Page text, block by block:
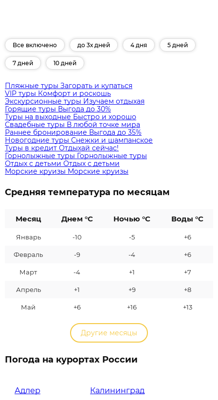
Все включено до 3х дней 4 дня 5 дней
7 дней 10 дней
Пляжные туры Загорать и купаться
VIP туры Комфорт и роскошь
Экскурсионные туры Изучаем отдыхая
Горящие туры Выгода до 30%
Туры на выходные Быстро и хорошо
Свадебные туры В любой точке мира
Раннее бронирование Выгода до 35%
Новогодние туры Снежки и шампанское
Туры в кредит Отдыхай сейчас!
Горнолыжные туры Горнолыжные туры
Отдых с детьми Отдых с детьми
Морские круизы Морские круизы
Средняя температура по месяцам
Месяц Днем °C Ночью °C Воды °C
Январь -10 -5 +6
Февраль -9 -4 +6
Март -4 +1 +7
Апрель +1 +9 +8
Май +6 +16 +13
Другие месяцы
Погода на курортах России
Адлер Калининград